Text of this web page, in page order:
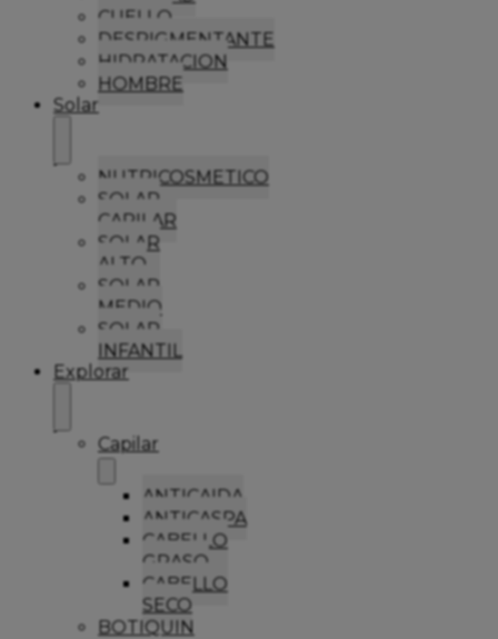
CUELLO
DESPIGMENTANTE
HIDRATACION
HOMBRE
Solar
NUTRICOSMETICO
SOLAR
CAPILAR
SOLAR
ALTO
SOLAR
MEDIO
SOLAR
INFANTIL
Explorar
Capilar
ANTICAIDA
ANTICASPA
CABELLO
GRASO
CABELLO
SECO
BOTIQUIN